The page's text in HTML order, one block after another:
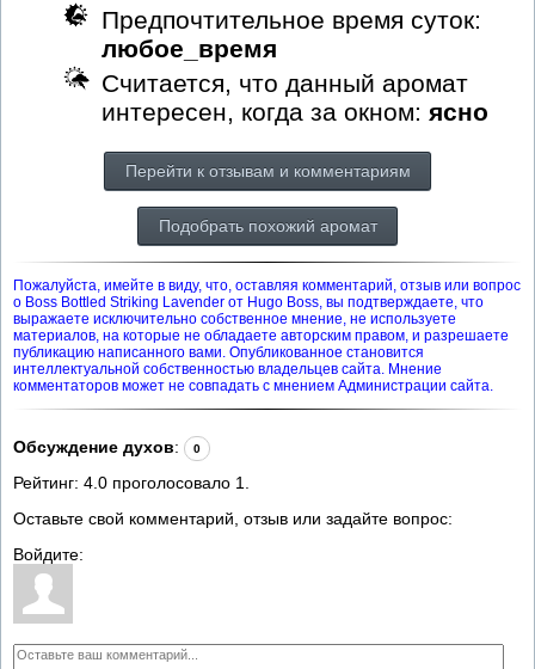
Предпочтительное время суток:
любое_время
Считается, что данный аромат
интересен, когда за окном: ясно
Перейти к отзывам и комментариям
Подобрать похожий аромат
Пожалуйста, имейте в виду, что, оставляя комментарий, отзыв или вопрос
о Boss Bottled Striking Lavender от Hugo Boss, вы подтверждаете, что
выражаете исключительно собственное мнение, не используете
материалов, на которые не обладаете авторским правом, и разрешаете
публикацию написанного вами. Опубликованное становится
интеллектуальной собственностью владельцев сайта. Мнение
комментаторов может не совпадать с мнением Администрации сайта.
Обсуждение духов: 0
Рейтинг: 4.0 проголосовало 1
Оставьте свой комментарий, отзыв или задайте вопрос:
Войдите: